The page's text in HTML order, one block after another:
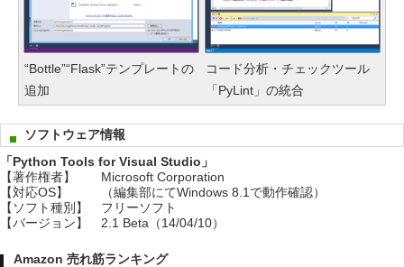
“Bottle”“Flask”テンプレートの
追加
コード分析・チェックツール
「PyLint」の統合
ソフトウェア情報
「Python Tools for Visual Studio」
【著作権者】
Microsoft Corporation
【対応OS】
（編集部にてWindows 8.1で動作確認）
【ソフト種別】
フリーソフト
【バージョン】
2.1 Beta（14/04/10）
Amazon 売れ筋ランキング